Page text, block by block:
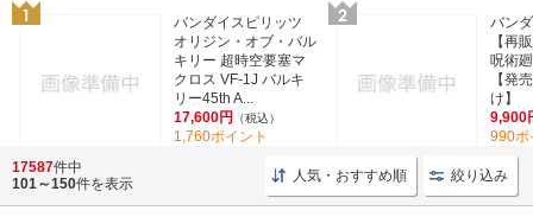
バンダイスピリッツ
オリジン・オブ・バル
キリー 超時空要塞マ
クロス VF-1J バルキ
リー45th A...
17,600円
（税込）
1,760ポイント
バン
【再
呪術
【発
け】
9,900
990ポ
17587件中
101～150件を表示 人気・おすすめ順 絞り込み